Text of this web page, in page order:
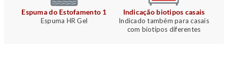
Espuma do Estofamento 1
Espuma HR Gel
Indicação biotipos casais
Indicado também para casais
com biotipos diferentes